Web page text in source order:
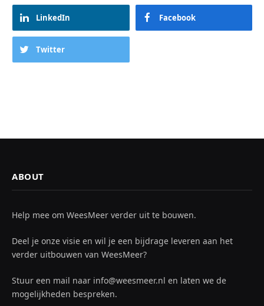
LinkedIn Facebook
Twitter
ABOUT
Help mee om WeesMeer verder uit te bouwen.
Deel je onze visie en wil je een bijdrage leveren aan het
verder uitbouwen van WeesMeer?
Stuur een mail naar info@weesmeer.nl en laten we de
mogelijkheden bespreken.